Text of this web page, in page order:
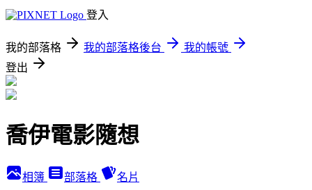
登入
我的部落格 我的部落格後台
我的帳號
登出
喬伊電影隨想
相簿 部落格 名片